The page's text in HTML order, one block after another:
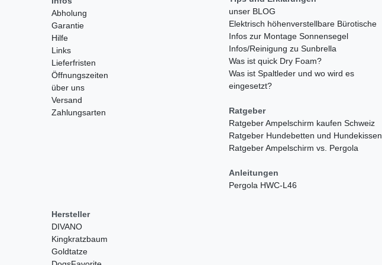
Abholung
Garantie
Hilfe
Links
Lieferfristen
Öffnungszeiten
über uns
Versand
Zahlungsarten
unser BLOG
Elektrisch höhenverstellbare Bürotische
Infos zur Montage Sonnensegel
Infos/Reinigung zu Sunbrella
Was ist quick Dry Foam?
Was ist Spaltleder und wo wird es
eingesetzt?
Ratgeber
Ratgeber Ampelschirm kaufen Schweiz
Ratgeber Hundebetten und Hundekissen
Ratgeber Ampelschirm vs. Pergola
Anleitungen
Pergola HWC-L46
Hersteller
DIVANO
Kingkratzbaum
Goldtatze